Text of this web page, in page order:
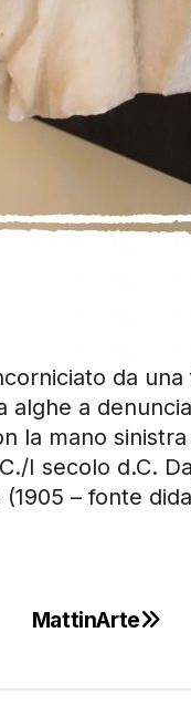
da
a
la mano
I secolo d.C.
– fonte
MattinArte